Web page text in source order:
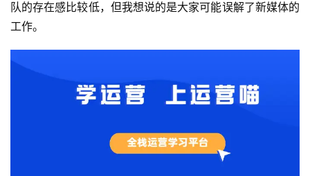
队的存在感比较低，但我想说的是大家可能误解了新媒体的
工作。